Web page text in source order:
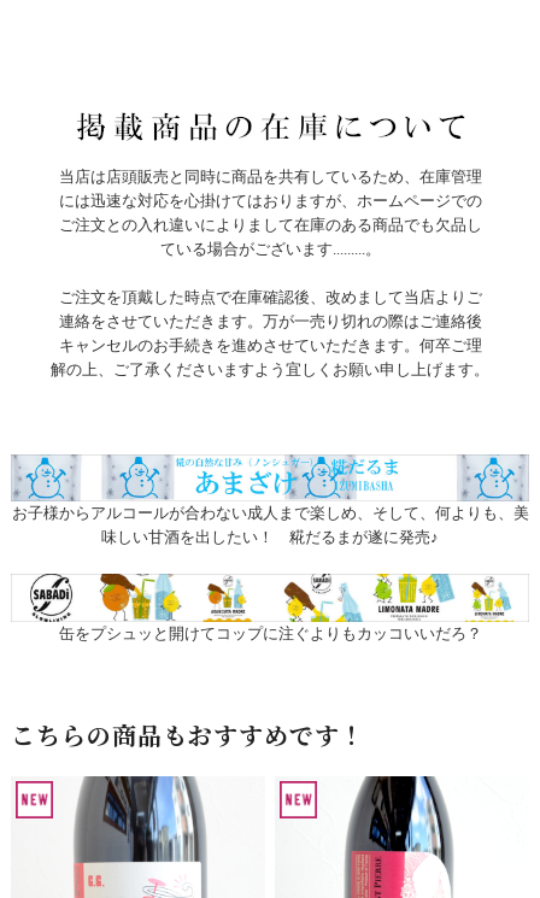
当店は店頭販売と同時に商品を共有しているため、在庫管理
には迅速な対応を心掛けてはおりますが、ホームページでの
ご注文との入れ違いによりまして在庫のある商品でも欠品し
ている場合がございます.........。
ご注文を頂戴した時点で在庫確認後、改めまして当店よりご
連絡をさせていただきます。万が一売り切れの際はご連絡後
キャンセルのお手続きを進めさせていただきます。何卒ご理
解の上、ご了承くださいますよう宜しくお願い申し上げます。
お子様からアルコールが合わない成人まで楽しめ、そして、何よりも、美
味しい甘酒を出したい！ 糀だるまが遂に発売♪
缶をプシュッと開けてコップに注ぐよりもカッコいいだろ？
こちらの商品もおすすめです！